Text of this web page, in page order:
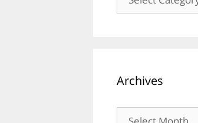
Archives
Archives